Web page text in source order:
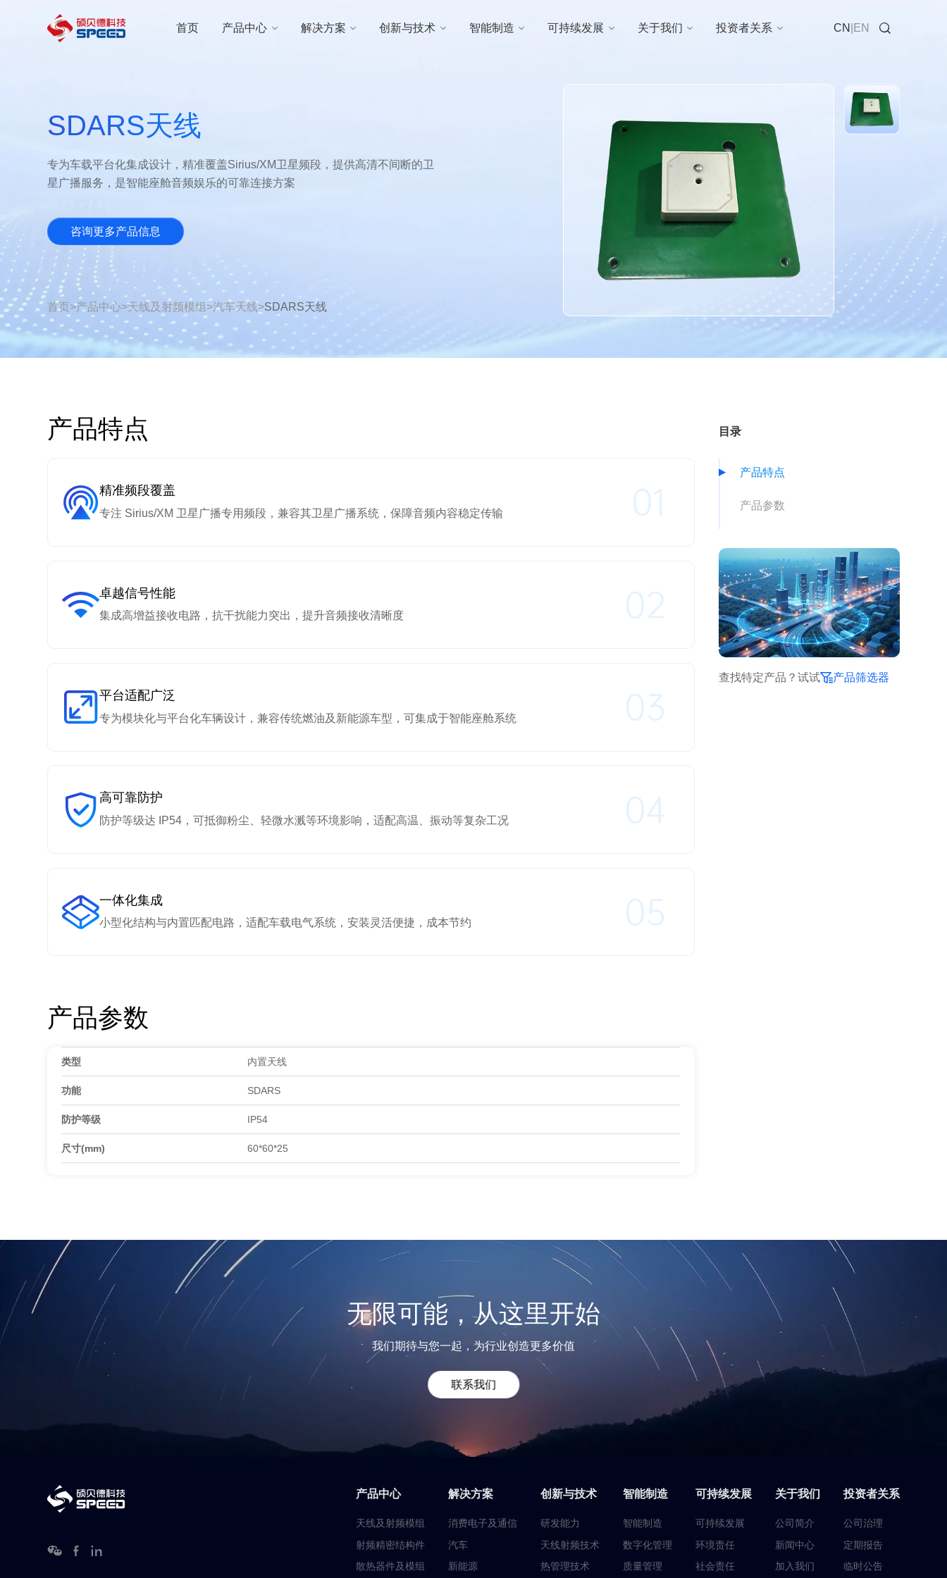
首页 产品中心 解决方案 创新与技术 智能制造 可持续发展 关于我们 投资者关系
解决方案
创新与技术
可持续发展
关于我们
投资者关系
CN EN
SDARS天线
专为车载平台化集成设计，精准覆盖Sirius/XM卫星频段，提供高清不间断的卫
星广播服务，是智能座舱音频娱乐的可靠连接方案
咨询更多产品信息
首页>产品中心>天线及射频模组 >汽车天线>SDARS天线
产品特点
精准频段覆盖
专注 Sirius/XM 卫星广播专用频段，兼容其卫星广播系统，保障音频内容稳定传输 01
卓越信号性能
集成高增益接收电路，抗干扰能力突出，提升音频接收清晰度 02
平台适配广泛
专为模块化与平台化车辆设计，兼容传统燃油及新能源车型，可集成于智能座舱系统 03
高可靠防护
防护等级达 IP54，可抵御粉尘、轻微水溅等环境影响，适配高温、振动等复杂工况 04
一体化集成
小型化结构与内置匹配电路，适配车载电气系统，安装灵活便捷，成本节约 05
产品参数
类型 内置天线
功能 SDARS
防护等级 IP54
尺寸(mm) 60*60*25
目录
产品特点
产品参数
查找特定产品？试试 产品筛选器
无限可能，从这里开始
我们期待与您一起，为行业创造更多价值
联系我们
产品中心
天线及射频模组
射频精密结构件
散热器件及模组
解决方案
消费电子及通信
汽车
新能源
创新与技术
研发能力
天线射频技术
热管理技术
智能制造
智能制造
数字化管理
质量管理
可持续发展
可持续发展
环境责任
社会责任
关于我们
公司简介
新闻中心
加入我们
投资者关系
公司治理
定期报告
临时公告